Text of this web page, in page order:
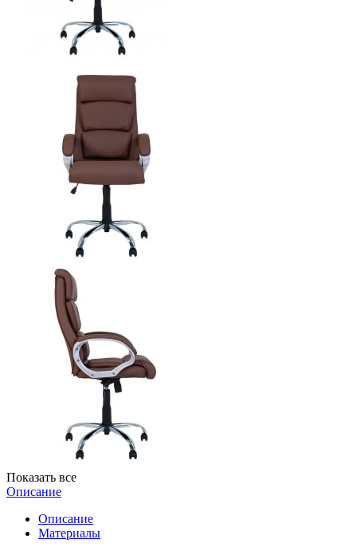
Показать все
Описание
Описание
Материалы